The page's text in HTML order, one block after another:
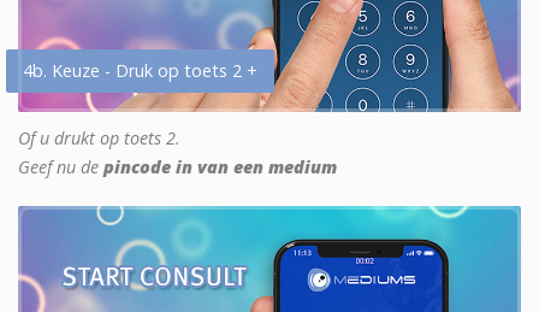
4b. Keuze - Druk op toets 2 +
Of u drukt op toets 2.
Geef nu de pincode in van een medium